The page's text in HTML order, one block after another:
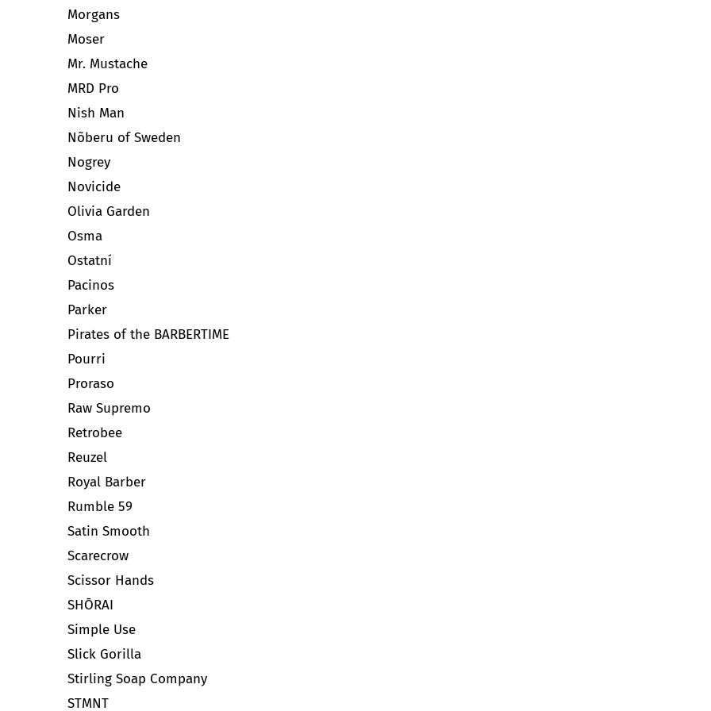
Morgans
Moser
Mr. Mustache
MRD Pro
Nish Man
Nõberu of Sweden
Nogrey
Novicide
Olivia Garden
Osma
Ostatní
Pacinos
Parker
Pirates of the BARBERTIME
Pourri
Proraso
Raw Supremo
Retrobee
Reuzel
Royal Barber
Rumble 59
Satin Smooth
Scarecrow
Scissor Hands
SHŌRAI
Simple Use
Slick Gorilla
Stirling Soap Company
STMNT